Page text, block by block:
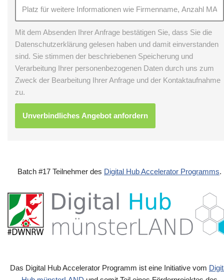
Mit dem Absenden Ihrer Anfrage bestätigen Sie, dass Sie die
Datenschutzerklärung gelesen haben und damit einverstanden
sind. Sie stimmen der beschriebenen Speicherung und
Verarbeitung Ihrer personenbezogenen Daten durch uns zum
Zweck der Bearbeitung Ihrer Anfrage und der Kontaktaufnahme
zu.
Batch #17 Teilnehmer des Digital Hub Accelerator Programms.
Das Digital Hub Accelerator Programm ist eine Initiative vom